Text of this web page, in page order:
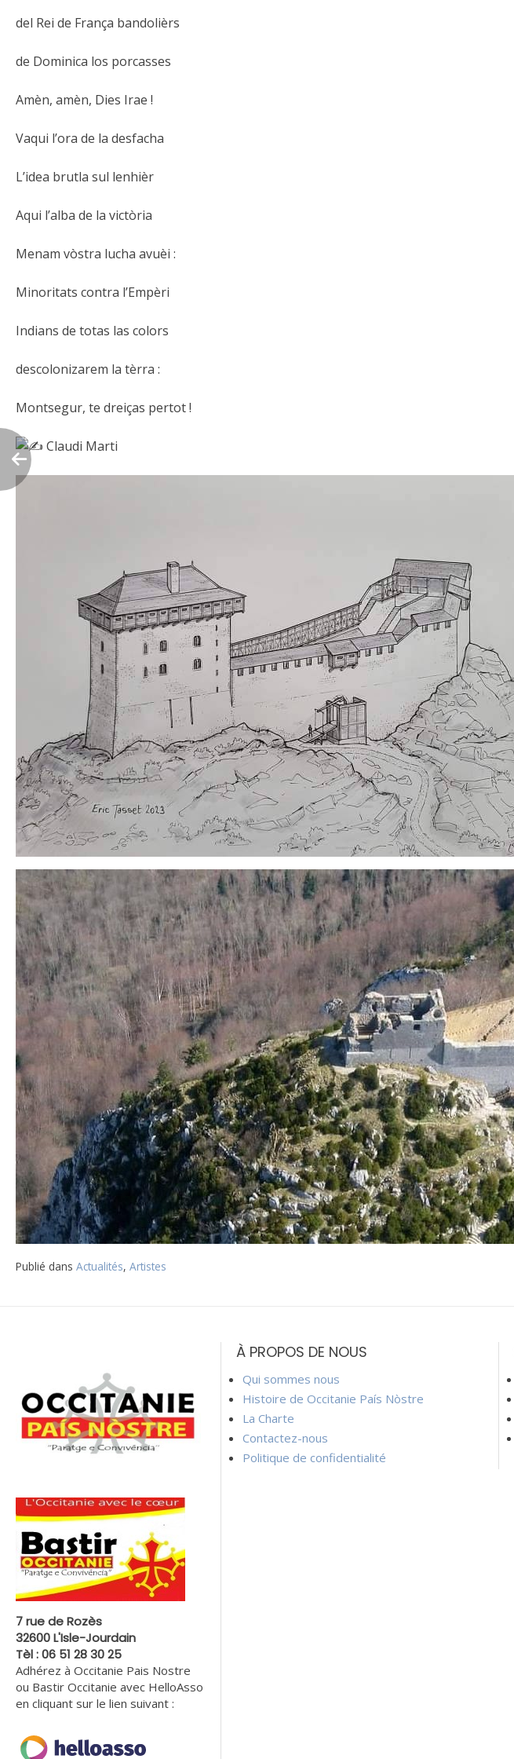
del Rei de França bandolièrs
de Dominica los porcasses
Amèn, amèn, Dies Irae !
Vaqui l’ora de la desfacha
L’idea brutla sul lenhièr
Aqui l’alba de la victòria
Menam vòstra lucha avuèi :
Minoritats contra l’Empèri
Indians de totas las colors
descolonizarem la tèrra :
Montsegur, te dreiças pertot !
Claudi Marti
Publié dans Actualités, Artistes
l’article
7 rue de Rozès
32600 L'Isle-Jourdain
Tèl : 06 51 28 30 25
Adhérez à Occitanie Pais Nostre
ou Bastir Occitanie avec HelloAsso
en cliquant sur le lien suivant :
À PROPOS DE NOUS
Qui sommes nous
Histoire de Occitanie País Nòstre
La Charte
Contactez-nous
Politique de confidentialité